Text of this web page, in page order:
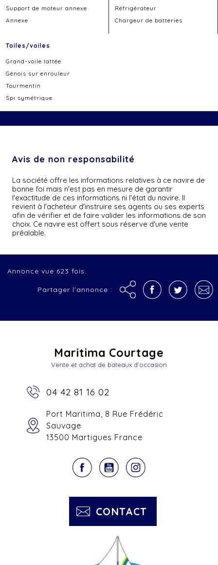
Support de moteur annexe
Annexe
Réfrigérateur
Chargeur de batteries
Toiles/voiles
Grand-voile lattée
Génois sur enrouleur
Tourmentin
Spi symétrique
Avis de non responsabilité
La société offre les informations relatives à ce navire de
bonne foi mais n'est pas en mesure de garantir
l'exactitude de ces informations ni l'état du navire. Il
revient à l'acheteur d'instruire ses agents ou ses experts
afin de vérifier et de faire valider les informations de son
choix. Ce navire est offert sous réserve d'une vente
préalable.
Annonce vue 623 fois.
Partager l'annonce :
Maritima Courtage
Vente et achat de bateaux d'occasion
04 42 81 16 02
Port Maritima, 8 Rue Frédéric
Sauvage
13500 Martigues France
CONTACT